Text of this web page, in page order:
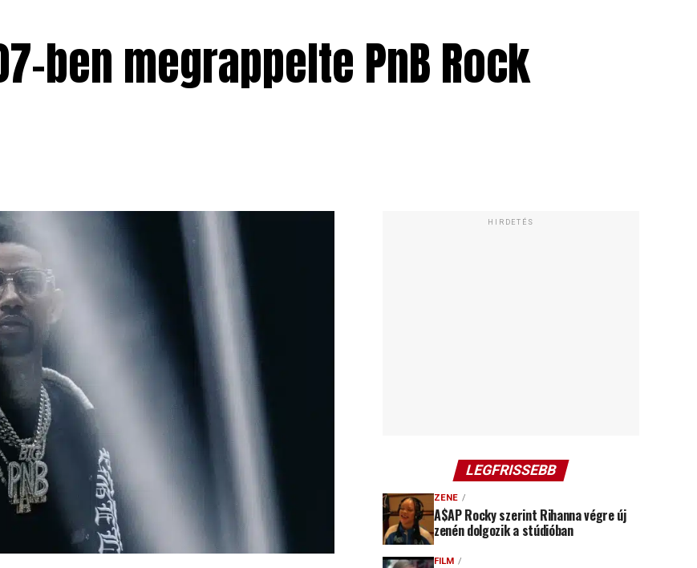
ben megrappelte PnB Rock
HIRDETÉS
LEGFRISSEBB
ZENE
A$AP Rocky szerint Rihanna végre új
zenén dolgozik a stúdióban
FILM